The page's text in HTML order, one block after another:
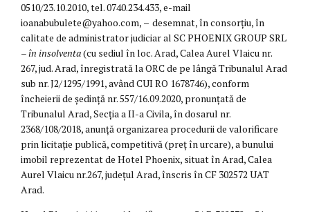
0510/23.10.2010, tel. 0740.234.433, e-mail
ioanabubulete@yahoo.com, – desemnat, în consorțiu, în
calitate de administrator judiciar al SC PHOENIX GROUP SRL
–în insolventa(cu sediul în loc. Arad, Calea Aurel Vlaicu nr.
267, jud. Arad, înregistrată la ORC de pe lângă Tribunalul Arad
sub nr. J2/1295/1991, având CUI RO 1678746), conform
încheierii de ședință nr. 557/16.09.2020, pronunțată de
Tribunalul Arad, Secția a II-a Civila, în dosarul nr.
2368/108/2018, anunță organizarea procedurii de valorificare
prin licitație publică, competitivă (preț în urcare), a bunului
imobil reprezentat de Hotel Phoenix, situat în Arad, Calea
Aurel Vlaicu nr.267, județul Arad, înscris în CF 302572 UAT
Arad.